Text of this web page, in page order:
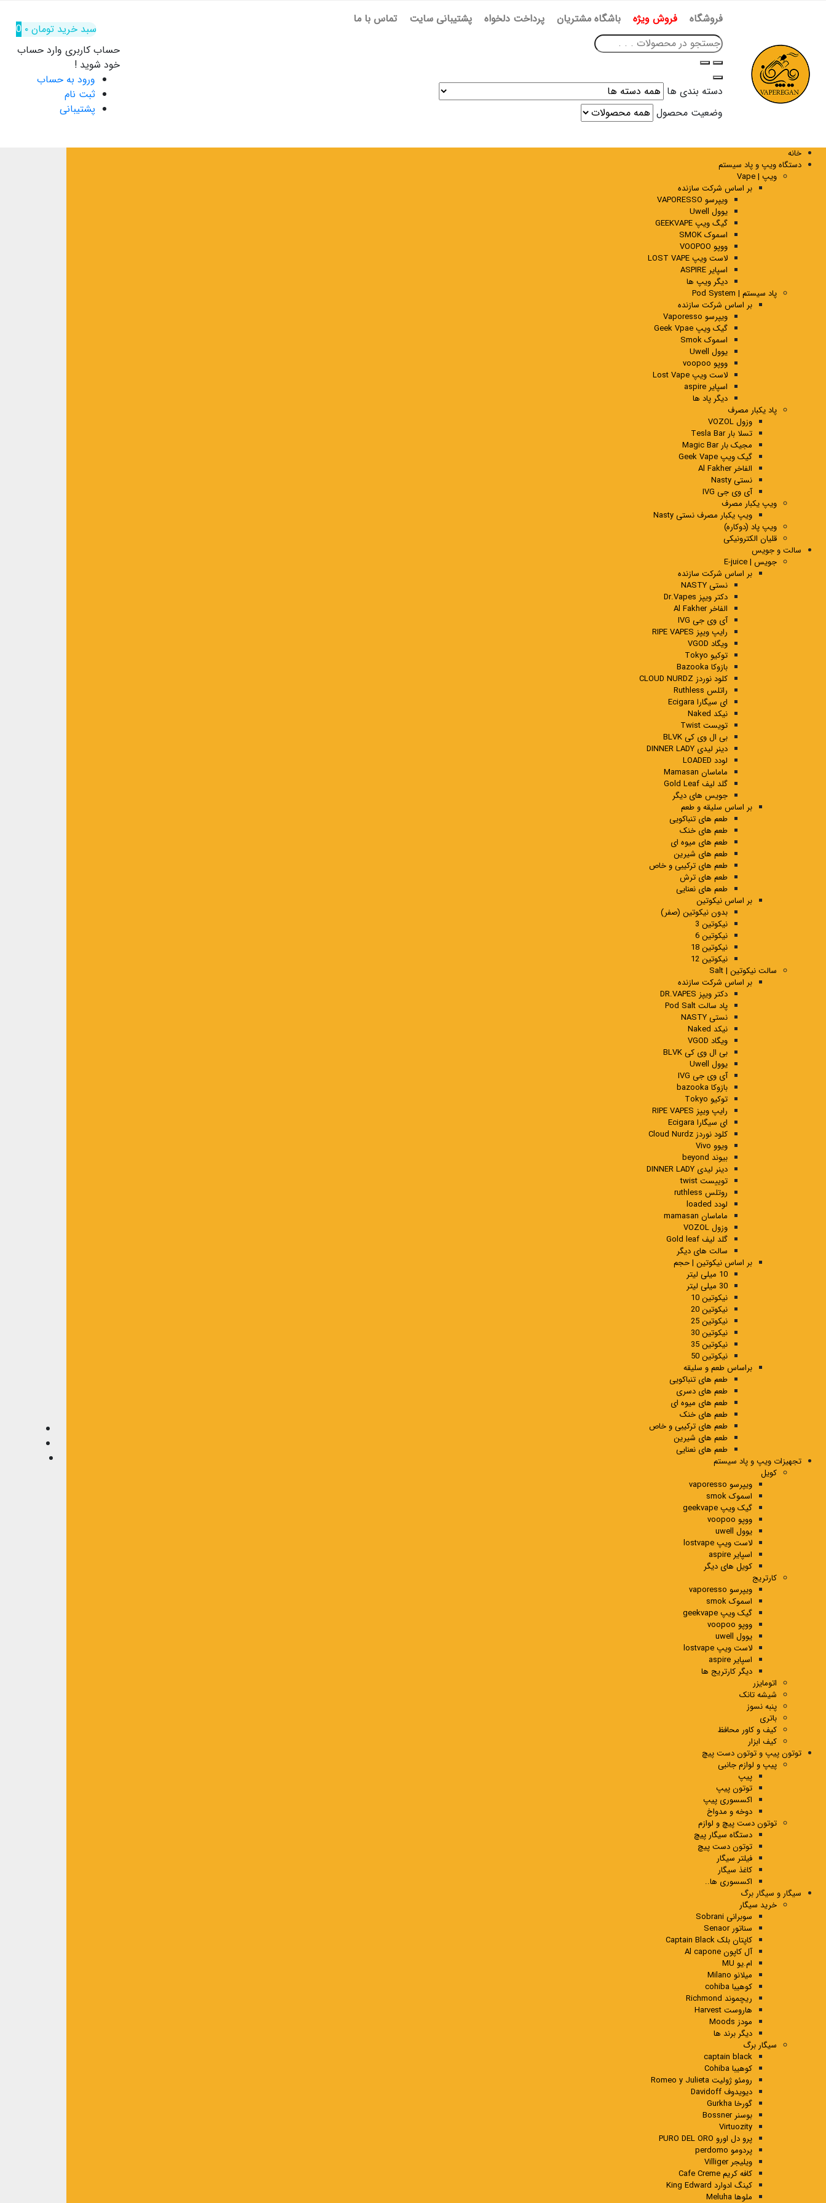
فروشگاه فروش ویژه باشگاه مشتریان پرداخت دلخواه پشتیبانی سایت تماس با ما
دسته بندی ها
وضعیت محصول
سبد خرید تومان۰
0
حساب کاربری وارد حساب
خود شوید !
ورود به حساب
ثبت نام
پشتیبانی
خانه
دستگاه ویپ و پاد سیستم
ویپ | Vape
بر اساس شرکت سازنده
ویپرسو VAPORESSO
یوول Uwell
گیگ ویپ GEEKVAPE
اسموک SMOK
ووپو VOOPOO
لاست ویپ LOST VAPE
اسپایر ASPIRE
دیگر ویپ ها
پاد سیستم | Pod System
بر اساس شرکت سازنده
ویپرسو Vaporesso
گیک ویپ Geek Vpae
اسموک Smok
یوول Uwell
ووپو voopoo
لاست ویپ Lost Vape
اسپایر aspire
دیگر پاد ها
پاد یکبار مصرف
وزول VOZOL
تسلا بار Tesla Bar
مجیک بار Magic Bar
گیک ویپ Geek Vape
الفاخر Al Fakher
نستی Nasty
آی وی جی IVG
ویپ یکبار مصرف
ویپ یکبار مصرف نستی Nasty
ویپ پاد (دوکاره)
قلیان الکترونیکی
سالت و جویس
جویس | E-juice
بر اساس شرکت سازنده
نستی NASTY
دکتر ویپز Dr.Vapes
الفاخر Al Fakher
آی وی جی IVG
رایپ ویپز RIPE VAPES
ویگاد VGOD
توکیو Tokyo
بازوکا Bazooka
کلود نوردز CLOUD NURDZ
راتلس Ruthless
ای سیگارا Ecigara
نیکد Naked
تویست Twist
بی ال وی کی BLVK
دینر لیدی DINNER LADY
لودد LOADED
ماماسان Mamasan
گلد لیف Gold Leaf
جویس های دیگر
بر اساس سلیقه و طعم
طعم های تنباکویی
طعم های خنک
طعم های میوه ای
طعم های شیرین
طعم های ترکیبی و خاص
طعم های ترش
طعم های نعنایی
بر اساس نیکوتین
بدون نیکوتین (صفر)
نیکوتین 3
نیکوتین 6
نیکوتین 18
نیکوتین 12
سالت نیکوتین | Salt
بر اساس شرکت سازنده
دکتر ویپز DR.VAPES
پاد سالت Pod Salt
نستی NASTY
نیکد Naked
ویگاد VGOD
بی ال وی کی BLVK
یوول Uwell
آی وی جی IVG
بازوکا bazooka
توکیو Tokyo
رایپ ویپز RIPE VAPES
ای سیگارا Ecigara
کلود نوردز Cloud Nurdz
ویوو Vivo
بیوند beyond
دینر لیدی DINNER LADY
توییست twist
روتلس ruthless
لودد loaded
ماماسان mamasan
وزول VOZOL
گلد لیف Gold leaf
سالت های دیگر
بر اساس نیکوتین | حجم
10 میلی لیتر
30 میلی لیتر
نیکوتین 10
نیکوتین 20
نیکوتین 25
نیکوتین 30
نیکوتین 35
نیکوتین 50
براساس طعم و سلیقه
طعم های تنباکویی
طعم های دسری
طعم های میوه ای
طعم های خنک
طعم های ترکیبی و خاص
طعم های شیرین
طعم های نعنایی
تجهیزات ویپ و پاد سیستم
کویل
ویپرسو vaporesso
اسموک smok
گیک ویپ geekvape
ووپو voopoo
یوول uwell
لاست ویپ lostvape
اسپایر aspire
کویل های دیگر
کارتریج
ویپرسو vaporesso
اسموک smok
گیک ویپ geekvape
ووپو voopoo
یوول uwell
لاست ویپ lostvape
اسپایر aspire
دیگر کارتریج ها
اتومایزر
شیشه تانک
پنبه نسوز
باتری
کیف و کاور محافظ
کیف ابزار
توتون پیپ و توتون دست پیچ
پیپ و لوازم جانبی
پیپ
توتون پیپ
اکسسوری پیپ
دوخه و مدواخ
توتون دست پیچ و لوازم
دستگاه سیگار پیچ
توتون دست پیچ
فیلتر سیگار
کاغذ سیگار
اکسسوری ها..
سیگار و سیگار برگ
خرید سیگار
سوبرانی Sobrani
سناتور Senaor
کاپتان بلک Captain Black
آل کاپون Al capone
ام.یو MU
میلانو Milano
کوهیبا cohiba
ریچموند Richmond
هاروست Harvest
مودز Moods
دیگر برند ها
سیگار برگ
captain black
کوهیبا Cohiba
رومئو ژولیت Romeo y Julieta
دیویدوف Davidoff
گورخا Gurkha
بوسنر Bossner
Virtuozity
پرو دل اورو PURO DEL ORO
پردومو perdomo
ویلیجر Villiger
کافه کریم Cafe Creme
کینگ ادوارد King Edward
ملوها Meluha